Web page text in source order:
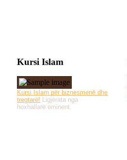
Kursi Islam
Kursi Islam për biznesmenë dhe
tregtarë! Ligjërata nga
hoxhallarë eminent.